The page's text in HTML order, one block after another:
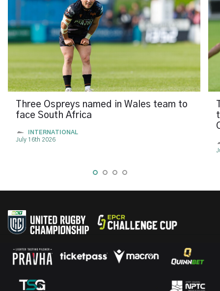
Three Ospreys named in Wales team to
face South Africa
INTERNATIONAL
July 16th 2026